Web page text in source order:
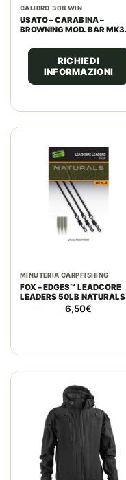
CALIBRO 308 WIN
USATO – CARABINA –
BROWNING MOD. BAR MK3
RICHIEDI
INFORMAZIONI
MINUTERIA CARPFISHING
FOX – EDGES™ LEADCORE
LEADERS 50LB NATURALS
6,50€